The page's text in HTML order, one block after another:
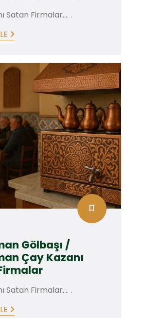
Satan Firmalar.... .
Gölbaşı /
Çay Kazanı
Satan Firmalar.... .